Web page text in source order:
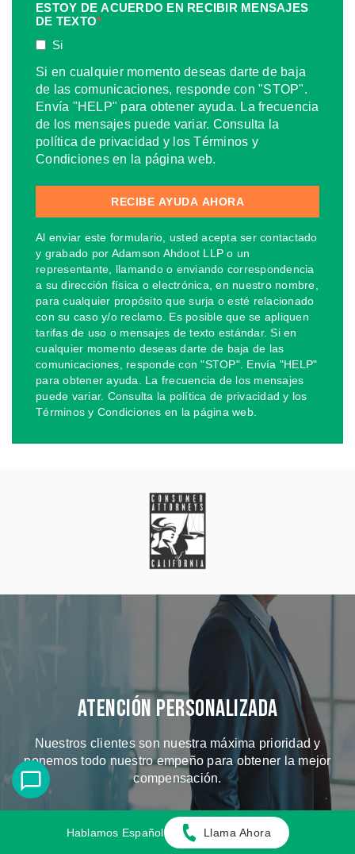
ESTOY DE ACUERDO EN RECIBIR MENSAJES
DE TEXTO*
Si
Si en cualquier momento deseas darte de baja
de las comunicaciones, responde con "STOP".
Envía "HELP" para obtener ayuda. La frecuencia
de los mensajes puede variar. Consulta la
política de privacidad y los Términos y
Condiciones en la página web.
Al enviar este formulario, usted acepta ser contactado
y grabado por Adamson Ahdoot LLP o un
representante, llamando o enviando correspondencia
a su dirección física o electrónica, en nuestro nombre,
para cualquier propósito que surja o esté relacionado
con su caso y/o reclamo. Es posible que se apliquen
tarifas de uso o mensajes de texto estándar. Si en
cualquier momento deseas darte de baja de las
comunicaciones, responde con "STOP". Envía "HELP"
para obtener ayuda. La frecuencia de los mensajes
puede variar. Consulta la política de privacidad y los
Términos y Condiciones en la página web.
Atención Personalizada
Nuestros clientes son nuestra máxima prioridad y
ponemos todo nuestro empeño para obtener la mejor
compensación.
CONOZCA A NUESTROS ABOGADOS
Hablamos Español Llama Ahora